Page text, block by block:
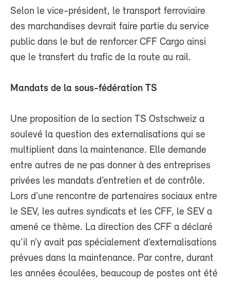
Selon le vice-président, le transport ferroviaire
des marchandises devrait faire partie du service
public dans le but de renforcer CFF Cargo ainsi
que le transfert du trafic de la route au rail.
Mandats de la sous-fédération TS
Une proposition de la section TS Ostschweiz a
soulevé la question des externalisations qui se
multiplient dans la maintenance. Elle demande
entre autres de ne pas donner à des entreprises
privées les mandats d’entretien et de contrôle.
Lors d’une rencontre de partenaires sociaux entre
le SEV, les autres syndicats et les CFF, le SEV a
amené ce thème. La direction des CFF a déclaré
qu’il n’y avait pas spécialement d’externalisations
prévues dans la maintenance. Par contre, durant
les années écoulées, beaucoup de postes ont été